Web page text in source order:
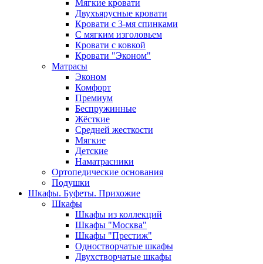
Мягкие кровати
Двухъярусные кровати
Кровати с 3-мя спинками
С мягким изголовьем
Кровати с ковкой
Кровати "Эконом"
Матрасы
Эконом
Комфорт
Премиум
Беспружинные
Жёсткие
Средней жесткости
Мягкие
Детские
Наматрасники
Ортопедические основания
Подушки
Шкафы. Буфеты. Прихожие
Шкафы
Шкафы из коллекций
Шкафы "Москва"
Шкафы "Престиж"
Одностворчатые шкафы
Двухстворчатые шкафы